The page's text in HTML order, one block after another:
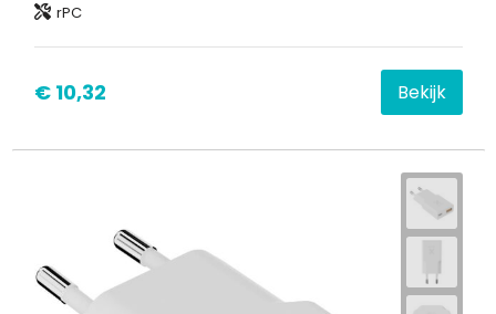
rPC
€ 10,32 Bekijk